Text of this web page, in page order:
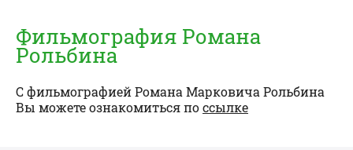
Фильмография Романа
Рольбина
С фильмографиейРомана Марковича Рольбина
Вы можете ознакомиться поссылке